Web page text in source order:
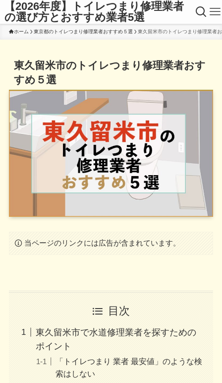
【2026年度】トイレつまり修理業者
の選び方とおすすめ業者5選
ホーム 東京都のトイレつまり修理業者おすすめ５選 東久留米市のトイレつまり修理業者
東久留米市のトイレつまり修理業者おす
すめ５選
当ページのリンクには広告が含まれています。
目次
東久留米市で水道修理業者を探すための
ポイント
「トイレつまり 業者 最安値」のような検
索はしない